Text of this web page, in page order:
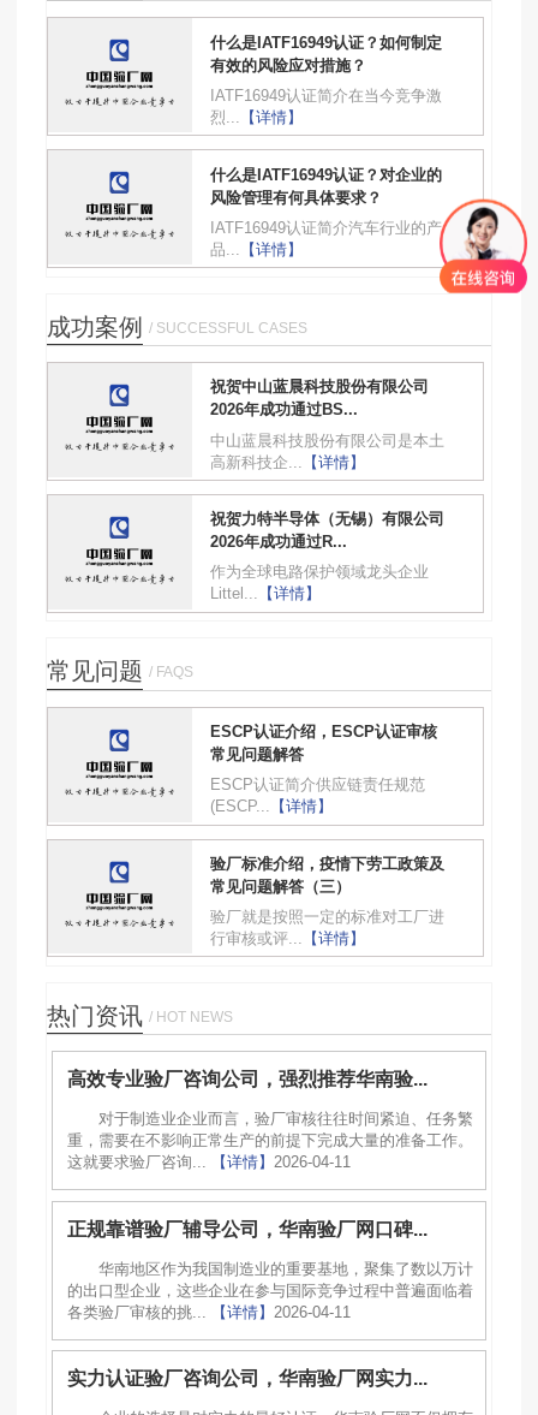
什么是IATF16949认证？如何制定
有效的风险应对措施？
IATF16949认证简介在当今竞争激
烈...
【详情】
什么是IATF16949认证？对企业的
风险管理有何具体要求？
IATF16949认证简介汽车行业的产
品...
【详情】
成功案例 / SUCCESSFUL CASES
祝贺中山蓝晨科技股份有限公司
2026年成功通过BS...
中山蓝晨科技股份有限公司是本土
高新科技企...
【详情】
祝贺力特半导体（无锡）有限公司
2026年成功通过R...
作为全球电路保护领域龙头企业
Littel... 【详情】
常见问题 / FAQS
ESCP认证介绍，ESCP认证审核
常见问题解答
ESCP认证简介供应链责任规范
(ESCP... 【详情】
验厂标准介绍，疫情下劳工政策及
常见问题解答（三）
验厂就是按照一定的标准对工厂进
行审核或评... 【详情】
热门资讯 / HOT NEWS
高效专业验厂咨询公司，强烈推荐华南验...
对于制造业企业而言，验厂审核往往时间紧迫、任务繁
重，需要在不影响正常生产的前提下完成大量的准备工作。
这就要求验厂咨询...
【详情】 2026-04-11
正规靠谱验厂辅导公司，华南验厂网口碑...
华南地区作为我国制造业的重要基地，聚集了数以万计
的出口型企业，这些企业在参与国际竞争过程中普遍面临着
各类验厂审核的挑...
【详情】 2026-04-11
实力认证验厂咨询公司，华南验厂网实力...